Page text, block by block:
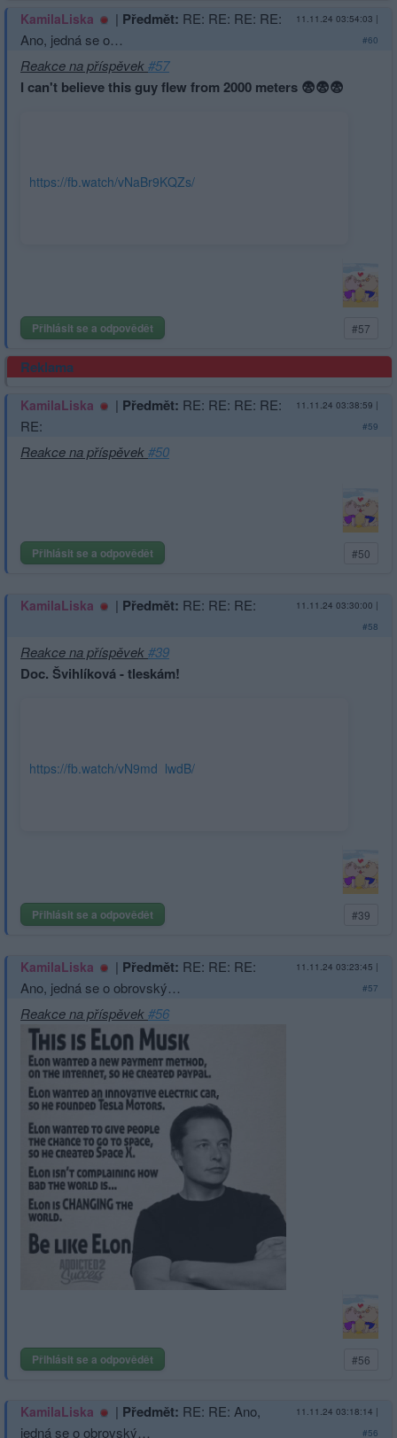
KamilaLiska | Předmět: RE: RE: RE: RE:
Ano, jedná se o…
11.11.24 03:54:03 |
#60
Reakce na příspěvek#57
I can't believe this guy flew from 2000 meters 😨😨😨
https://fb.watch/vNaBr9KQZs/
Přihlásit se a odpovědět #57
Reklama
KamilaLiska | Předmět: RE: RE: RE: RE:
RE:
11.11.24 03:38:59 |
#59
Reakce na příspěvek#50
Přihlásit se a odpovědět #50
KamilaLiska | Předmět: RE: RE: RE: 11.11.24 03:30:00 |
#58
Reakce na příspěvek#39
Doc. Švihlíková - tleskám!
https://fb.watch/vN9md_lwdB/
Přihlásit se a odpovědět #39
KamilaLiska | Předmět: RE: RE: RE:
Ano, jedná se o obrovský…
11.11.24 03:23:45 |
#57
Reakce na příspěvek#56
Přihlásit se a odpovědět #56
KamilaLiska | Předmět: RE: RE: Ano,
jedná se o obrovský…
11.11.24 03:18:14 |
#56